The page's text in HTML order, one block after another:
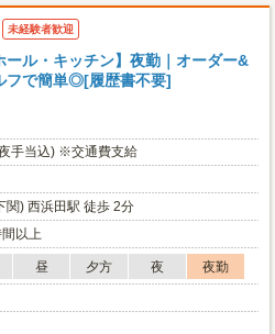
未経験者歓迎
ール・キッチン】夜勤｜オーダー&
フで簡単◎[履歴書不要]
手当込) ※交通費支給
関) 西浜田駅 徒歩 2分
以上
昼 夕方 夜
夜勤